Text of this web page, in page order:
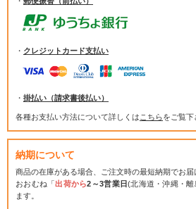
・ クレジットカード支払い
・ 掛払い（請求書後払い）
各種お支払い方法について詳しくは こちらをご覧下
納期について
商品の在庫がある場合、ご注文時の最短納期でお届
おおむね「出荷から2～3営業日(北海道・沖縄・
ます。